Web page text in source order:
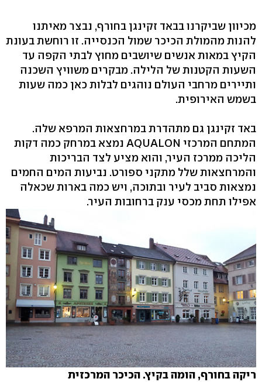
מכיוון שביקרנו בבאד זקינגן בחורף, נבצר מאיתנו
להנות מהמולת הכיכר שמול הכנסייה. זו רוחשת בעונת
הקיץ במאות אנשים שיושבים מחוץ לבתי הקפה עד
השעות הקטנות של הלילה. מבקרים משוויץ השכנה
ותיירים מרחבי העולם נוהגים לבלות כאן כמה שעות
בשמש האירופית.
באד זקינגן גם מתהדרת במרחצאות המרפא שלה.
המתחם המרכזי AQUALON נמצא במרחק כמה דקות
הליכה ממרכז העיר, והוא מציע לצד הבריכות
והמרחצאות שלל מתקני ספורט. נביעות המים החמים
נמצאות סביב לעיר ובתוכה, ויש כמה בארות שכאלה
אפילו תחת מכסי ענק ברחובות העיר.
ריקה בחורף, הומה בקיץ. הכיכר המרכזית